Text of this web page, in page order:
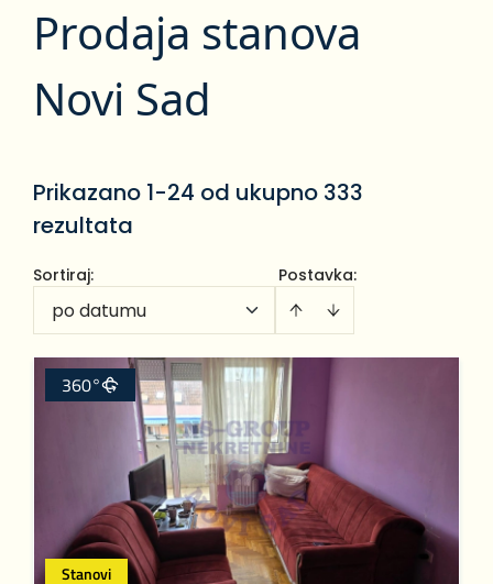
Prodaja stanova
Novi Sad
Prikazano 1-24 od ukupno 333
rezultata
Postavka:
Sortiraj:
po datumu
Stanovi
360°